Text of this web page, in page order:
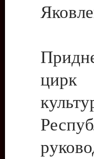
цирк